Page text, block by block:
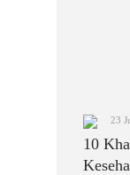
23
10